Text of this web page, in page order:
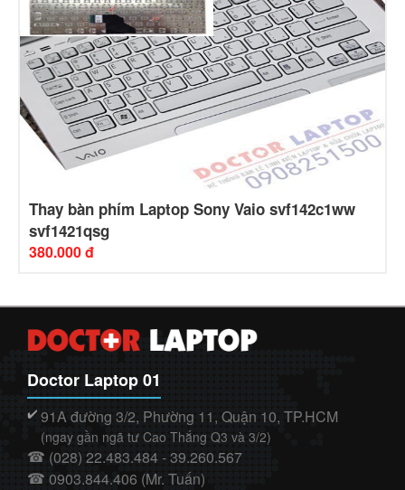
Thay bàn phím Laptop Sony Vaio svf142c1ww
svf1421qsg
380.000 đ
Doctor Laptop 01
✔️ 91A đường 3/2, Phường 11, Quận 10, TP.HCM
(ngay gần ngã tư Cao Thắng Q3 và 3/2)
☎ (028) 22.483.484 - 39.260.567
☎ 0903.844.406 (Mr. Tuấn)